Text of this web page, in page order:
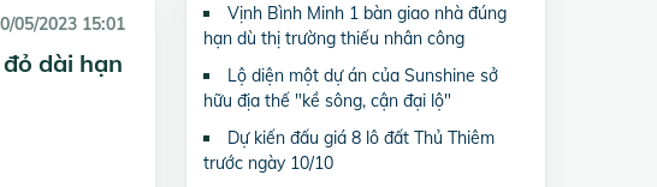
05/2023 15:01
dài hạn
Vịnh Bình Minh 1 bàn giao nhà đúng
hạn dù thị trường thiếu nhân công
Lộ diện một dự án của Sunshine sở
hữu địa thế "kề sông, cận đại lộ"
Dự kiến đấu giá 8 lô đất Thủ Thiêm
trước ngày 10/10